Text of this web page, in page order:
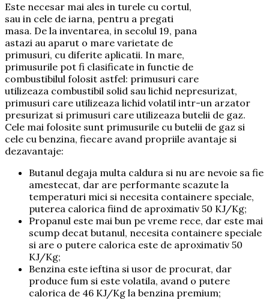
Este necesar mai ales in turele cu cortul,
sau in cele de iarna, pentru a pregati
masa. De la inventarea, in secolul 19, pana
astazi au aparut o mare varietate de
primusuri, cu diferite aplicatii. In mare,
primusurile pot fi clasificate in functie de
combustibilul folosit astfel: primusuri care
utilizeaza combustibil solid sau lichid nepresurizat,
primusuri care utilizeaza lichid volatil intr-un arzator
presurizat si primusuri care utilizeaza butelii de gaz.
Cele mai folosite sunt primusurile cu butelii de gaz si
cele cu benzina, fiecare avand propriile avantaje si
dezavantaje:
Butanul degaja multa caldura si nu are nevoie sa fie
amestecat, dar are performante scazute la
temperaturi mici si necesita containere speciale,
puterea calorica fiind de aproximativ 50 KJ/Kg;
Propanul este mai bun pe vreme rece, dar este mai
scump decat butanul, necesita containere speciale
si are o putere calorica este de aproximativ 50
KJ/Kg;
Benzina este ieftina si usor de procurat, dar
produce fum si este volatila, avand o putere
calorica de 46 KJ/Kg la benzina premium;